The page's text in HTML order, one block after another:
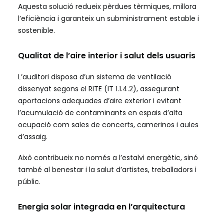
Aquesta solució redueix pèrdues tèrmiques, millora
l’eficiència i garanteix un subministrament estable i
sostenible.
Qualitat de l’aire interior i salut dels usuaris
L’auditori disposa d’un sistema de ventilació
dissenyat segons el RITE (IT 1.1.4.2), assegurant
aportacions adequades d’aire exterior i evitant
l’acumulació de contaminants en espais d’alta
ocupació com sales de concerts, camerinos i aules
d’assaig.
Això contribueix no només a l’estalvi energètic, sinó
també al benestar i la salut d’artistes, treballadors i
públic.
Energia solar integrada en l’arquitectura